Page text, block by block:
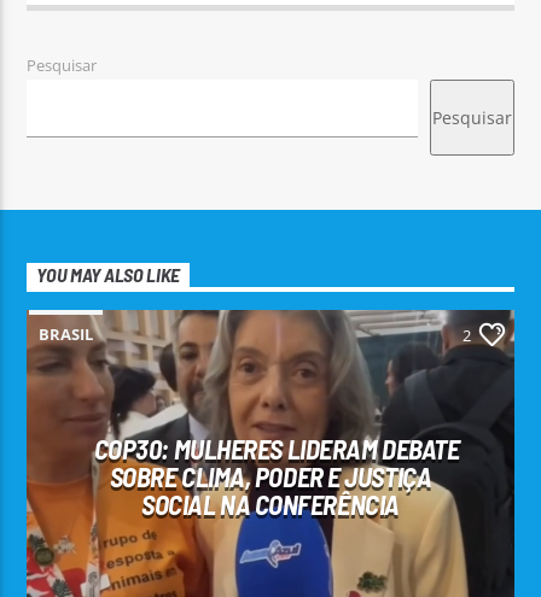
Pesquisar
Pesquisar
YOU MAY ALSO LIKE
BRASIL 2
COP30: MULHERES LIDERAM DEBATE
SOBRE CLIMA, PODER E JUSTIÇA
SOCIAL NA CONFERÊNCIA